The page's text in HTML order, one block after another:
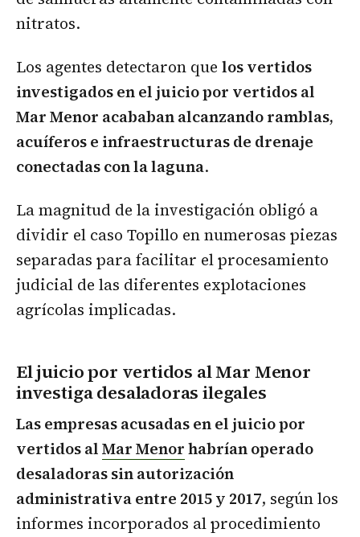
nitratos.
Los agentes detectaron que los vertidos
investigados en el juicio por vertidos al
Mar Menor acababan alcanzando ramblas,
acuíferos e infraestructuras de drenaje
conectadas con la laguna.
La magnitud de la investigación obligó a
dividir el caso Topillo en numerosas piezas
separadas para facilitar el procesamiento
judicial de las diferentes explotaciones
agrícolas implicadas.
El juicio por vertidos al Mar Menor
investiga desaladoras ilegales
Las empresas acusadas en el juicio por
vertidos alMar Menorhabrían operado
desaladoras sin autorización
administrativa entre 2015 y 2017, según los
informes incorporados al procedimiento